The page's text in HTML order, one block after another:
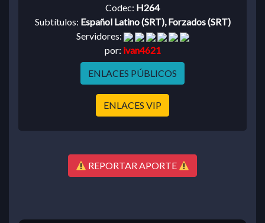
Codec: H264
Subtítulos: Español Latino (SRT), Forzados (SRT)
Servidores:
por: ivan4621
ENLACES PÚBLICOS
ENLACES VIP
REPORTAR APORTE